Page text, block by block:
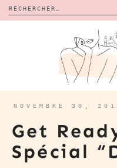
Rechercher :
CALENDRIERS DE
BON PLAN
À PROPOS
CONTACT
NOVEMBRE 30,
Get
Spécial